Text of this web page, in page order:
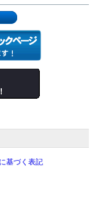
基づく表記